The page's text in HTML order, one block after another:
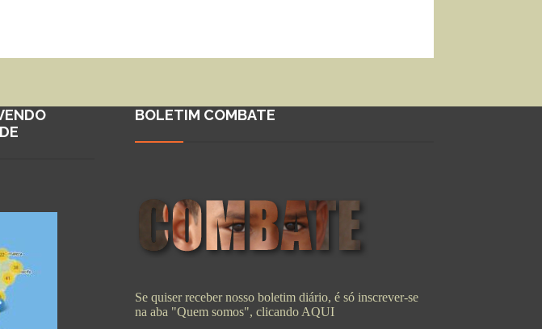
BOLETIM COMBATE
Se quiser receber nosso boletim diário, é só inscrever-se
na aba "Quem somos", clicando AQUI